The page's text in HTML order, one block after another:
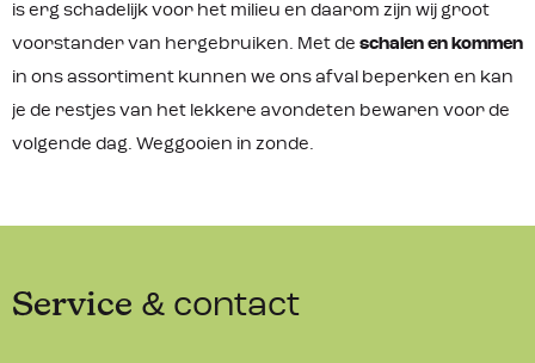
is erg schadelijk voor het milieu en daarom zijn wij groot
voorstander van hergebruiken. Met de schalen en kommen
in ons assortiment kunnen we ons afval beperken en kan
je de restjes van het lekkere avondeten bewaren voor de
volgende dag. Weggooien in zonde.
Service & contact